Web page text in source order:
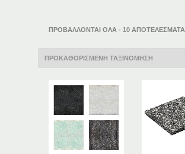
ΠΡΟΒΆΛΛΟΝΤΑΙ ΌΛΑ - 10 ΑΠΟΤΕΛΈΣΜΑΤΑ